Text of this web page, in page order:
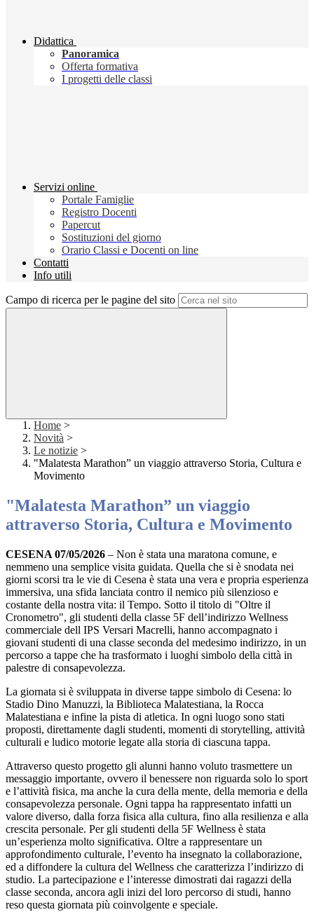
Didattica
Panoramica
Offerta formativa
I progetti delle classi
Servizi online
Portale Famiglie
Registro Docenti
Papercut
Sostituzioni del giorno
Orario Classi e Docenti on line
Contatti
Info utili
Campo di ricerca per le pagine del sito
Home >
Novità >
Le notizie >
"Malatesta Marathon” un viaggio attraverso Storia, Cultura e
Movimento
"Malatesta Marathon” un viaggio
attraverso Storia, Cultura e Movimento
CESENA 07/05/2026 – Non è stata una maratona comune, e
nemmeno una semplice visita guidata. Quella che si è snodata nei
giorni scorsi tra le vie di Cesena è stata una vera e propria esperienza
immersiva, una sfida lanciata contro il nemico più silenzioso e
costante della nostra vita: il Tempo. Sotto il titolo di "Oltre il
Cronometro", gli studenti della classe 5F dell’indirizzo Wellness
commerciale dell IPS Versari Macrelli, hanno accompagnato i
giovani studenti di una classe seconda del medesimo indirizzo, in un
percorso a tappe che ha trasformato i luoghi simbolo della città in
palestre di consapevolezza.
La giornata si è sviluppata in diverse tappe simbolo di Cesena: lo
Stadio Dino Manuzzi, la Biblioteca Malatestiana, la Rocca
Malatestiana e infine la pista di atletica. In ogni luogo sono stati
proposti, direttamente dagli studenti, momenti di storytelling, attività
culturali e ludico motorie legate alla storia di ciascuna tappa.
Attraverso questo progetto gli alunni hanno voluto trasmettere un
messaggio importante, ovvero il benessere non riguarda solo lo sport
e l’attività fisica, ma anche la cura della mente, della memoria e della
consapevolezza personale. Ogni tappa ha rappresentato infatti un
valore diverso, dalla forza fisica alla cultura, fino alla resilienza e alla
crescita personale. Per gli studenti della 5F Wellness è stata
un’esperienza molto significativa. Oltre a rappresentare un
approfondimento culturale, l’evento ha insegnato la collaborazione,
ed a diffondere la cultura del Wellness che caratterizza l’indirizzo di
studio. La partecipazione e l’interesse dimostrati dai ragazzi della
classe seconda, ancora agli inizi del loro percorso di studi, hanno
reso questa giornata più coinvolgente e speciale.